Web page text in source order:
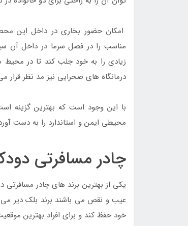
امکان حضور بخاری در داخل این
مناسب را در فصل سرما در داخل آن
زیادی را به خود جلب کند تا در
درمانگاه های صحرایی نیز مد نظر
با این وجود است که بهترین گزینه
محیطی ایمن و استاندارد را به دست
چادر مسافرتی
یکی از بهترین برند های چادر
عیب و نقص می باشند برند بلک دیر می
خود حفظ کند و برای افراد بهترین